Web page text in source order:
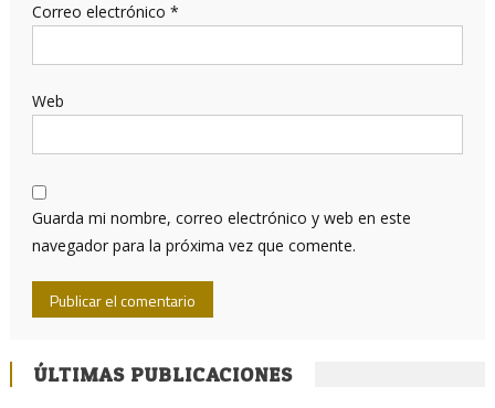
Correo electrónico *
Web
Guarda mi nombre, correo electrónico y web en este
navegador para la próxima vez que comente.
ÚLTIMAS PUBLICACIONES